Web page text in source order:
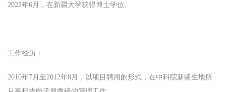
2022年6月，在新疆大学获得博士学位。
工作经历：
2010年7月至2012年8月， 以项目聘用的形式， 在中科院新疆生地所